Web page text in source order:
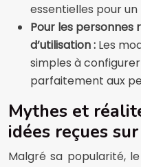
essentielles pour
Pour les
d’utilisation : Les
simples à
parfaitement aux
Mythes et
idées reçues
Malgré sa popularité,